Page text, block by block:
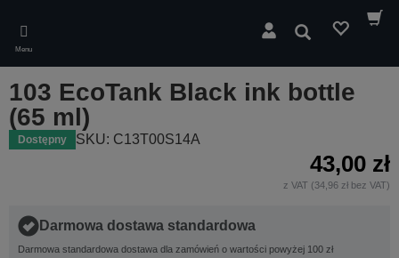
main
content
Menu
Wyszukaj
103 EcoTank Black ink bottle
(65 ml)
Dostępny SKU: C13T00S14A
43,00 zł
z VAT (34,96 zł bez VAT)
Darmowa dostawa standardowa
Darmowa standardowa dostawa dla zamówień o wartości powyżej 100 zł